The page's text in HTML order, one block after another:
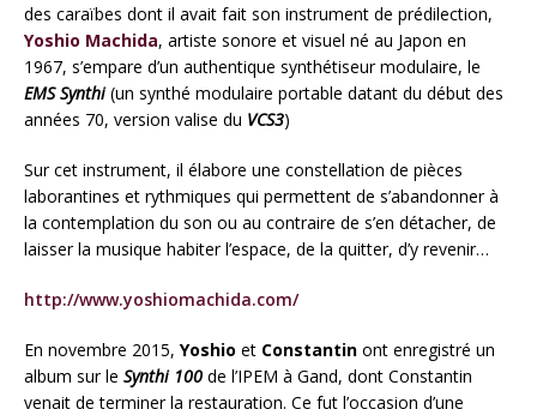
des caraïbes dont il avait fait son instrument de prédilection,
Yoshio Machida, artiste sonore et visuel né au Japon en
1967, s’empare d’un authentique synthétiseur modulaire, le
EMS Synthi(un synthé modulaire portable datant du début des
années 70, version valise du VCS3)
Sur cet instrument, il élabore une constellation de pièces
laborantines et rythmiques qui permettent de s’abandonner à
la contemplation du son ou au contraire de s’en détacher, de
laisser la musique habiter l’espace, de la quitter, d’y revenir…
http://www.yoshiomachida.com/
En novembre 2015, Yoshio et Constantin ont enregistré un
album sur le Synthi 100 de l’IPEM à Gand, dont Constantin
venait de terminer la restauration. Ce fut l’occasion d’une